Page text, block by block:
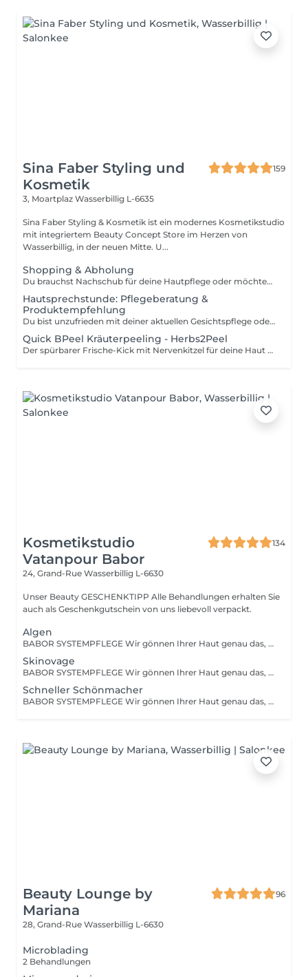
Sina Faber Styling und
Kosmetik
159
3, Moartplaz Wasserbillig L-6635
Sina Faber Styling & Kosmetik ist ein modernes Kosmetikstudio
mit integriertem Beauty Concept Store im Herzen von
Wasserbillig, in der neuen Mitte. U...
Shopping & Abholung
Du brauchst Nachschub für deine Hautpflege oder möchtest einen Gutschein abholen? Dann ist dieser kurze Termin genau das Richtige für dich. Hier kannst du unkompliziert deine Produkte oder Gutscheine bei uns im Studio abholen ganz ohne Wartezeit und in entspannter Atmosphäre. Wichtig: Bitte beachte, dass es sich hierbei um einen reinen Abhol- oder Shopping-Termin handelt. Eine individuelle Hautanalyse oder Pflegeberatung ist aus Zeitgründen nicht möglich. Wir freuen uns auf dich!
Hautsprechstunde: Pflegeberatung &
Produktempfehlung
Du bist unzufrieden mit deiner aktuellen Gesichtspflege oder möchtest deine Routine an deine Hautbedürfnisse anpassen? Dann ist dieser Termin genau richtig für dich. In einer ca. 30-minütigen Pflegeberatung schauen wir uns gemeinsam an, was deine Haut braucht und welche Produkte aus unserem Clean Beauty Sortiment perfekt zu dir passen. Wir nehmen uns Zeit, hören zu und empfehlen dir eine Pflege, die nicht nur zu deinem Hauttyp passt, sondern dich auch langfristig unterstützt für eine gesunde, strahlende Haut. Die Beratung kostet 50 Euro, wird dir aber bei einem Produktkauf ab 50 Euro vollständig angerechnet. Das heißt: Wenn du dich für passende Produkte entscheidest, ist dieser Termin für dich kostenlos. Die empfohlene Pflege kannst du direkt im Anschluss mitnehmen und direkt in deinen Alltag integrieren.
Quick BPeel Kräuterpeeling - Herbs2Peel
Der spürbarer Frische-Kick mit Nervenkitzel für deine Haut - sofort mehr Ausstrahlung. Unsere Quick BPeel Behandlung basiert auf der innovativen herbs2peel Methode, einer Kombination aus natürlichem Kräuterpeeling und intensiver Regeneration. Feinste Kräuterpartikel werden in die Haut einmassiert und erzeugen eine gezielte Mikroirritation. Genau hier beginnt der Effekt: - die Durchblutung wird angeregt - der Stoffwechsel aktiviert - die Haut beginnt sich von innen heraus zu erneuern Gleichzeitig werden abgestorbene Hautzellen sanft gelöst, während wertvolle Wirkstoffe tief in die Haut eingeschleust werden. Das Besondere: Es kommt nicht zu einem klassischen Schälprozess, sondern zu einer sichtbaren Verbesserung ohne Ausfallzeit. Du spürst den typischen Nervenkitzel während der Behandlung - ein Zeichen dafür, dass deine Haut arbeitet und aktiviert wird. Das Ergebnis: - sofort mehr Glow - frischeres Hautbild - sichtbar mehr Ebenmäßigkeit Das Quick BPeel ist die kompakte Express-Version der Behandlung. Der Fokus liegt auf Aktivierung, Glow und sofortigem Effekt, ohne intensive Zusatzmodule. Perfekt für: - schnelle Ergebnisse - Event-Vorbereitung - Einstieg in die Methode Indikationen: - fahle, müde Haut - fehlender Glow - Unreinheiten - unruhiges Hautbild (Hyperpigmentierung) Kontraindikationen: - bekannte Allergien gegen Kräuter/Pflanzenstoffe - akute Hauterkrankungen oder Entzündungen - entzündliche Rosazea - offene Hautstellen / Wunden stark gereizte Haut
Kosmetikstudio
Vatanpour Babor
134
24, Grand-Rue Wasserbillig L-6630
Unser Beauty GESCHENKTIPP Alle Behandlungen erhalten Sie
auch als Geschenkgutschein von uns liebevoll verpackt.
Algen
BABOR SYSTEMPFLEGE Wir gönnen Ihrer Haut genau das, was sie braucht und verwöhnen sie mit einer tiefenwirksamen Reinigung und Vorbereitungsmaske, einem hoch-dosierten Fluid, einer stimulierenden Massage sowie einer wirkstoffintensiven Pflegemaske. Und all das natürlich abgestimmt auf Ihr persönliches Hautbedürfnis.
Skinovage
BABOR SYSTEMPFLEGE Wir gönnen Ihrer Haut genau das, was sie braucht und verwöhnen sie mit einer tiefenwirksamen Reinigung und Vorbereitungsmaske, einem hoch-dosierten Fluid, einer stimulierenden Massage sowie einer wirkstoffintensiven Pflegemaske. Und all das natürlich abgestimmt auf Ihr persönliches Hautbedürfnis.
Schneller Schönmacher
BABOR SYSTEMPFLEGE Wir gönnen Ihrer Haut genau das, was sie braucht und verwöhnen sie mit einer tiefenwirksamen Reinigung und Vorbereitungsmaske, einem hoch-dosierten Fluid, einer stimulierenden Massage sowie einer wirkstoffintensiven Pflegemaske. Und all das natürlich abgestimmt auf Ihr persönliches Hautbedürfnis.
Beauty Lounge by
Mariana
96
28, Grand-Rue Wasserbillig L-6630
Microblading
2 Behandlungen